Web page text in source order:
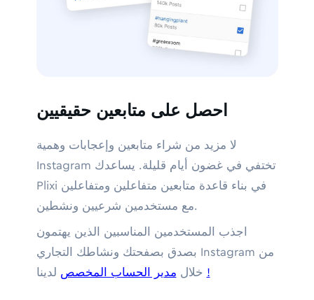
احصل على متابعين حقيقيين
لا مزيد من شراء متابعين وإعجابات وهمية
Instagram تختفي في غضون أيام قليلة. يساعدك
Plixi في بناء قاعدة متابعين متفاعلين ومتفاعلين
مع مستخدمين شرعيين ونشطين.
اجذب المستخدمين المناسبين الذين يهتمون
بصدق بصفحتك ونشاطك التجاري Instagram من
خلال مدير الحساب المخصص !